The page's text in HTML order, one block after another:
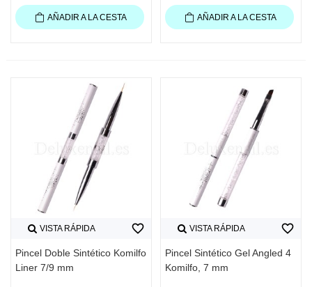
AÑADIR A LA CESTA AÑADIR A LA CESTA
VISTA RÁPIDA
Pincel Doble Sintético Komilfo
Liner 7/9 mm
favorite_border VISTA RÁPIDA
Pincel Sintético Gel Angled 4
Komilfo, 7 mm
favorite_border